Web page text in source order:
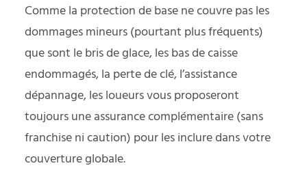
Comme la protection de base ne couvre pas les
dommages mineurs (pourtant plus fréquents)
que sont le bris de glace, les bas de caisse
endommagés, la perte de clé, l’assistance
dépannage, les loueurs vous proposeront
toujours une assurance complémentaire (sans
franchise ni caution) pour les inclure dans votre
couverture globale.